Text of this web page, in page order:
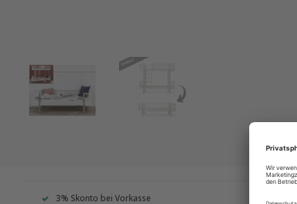
3% Skonto bei Vorkasse